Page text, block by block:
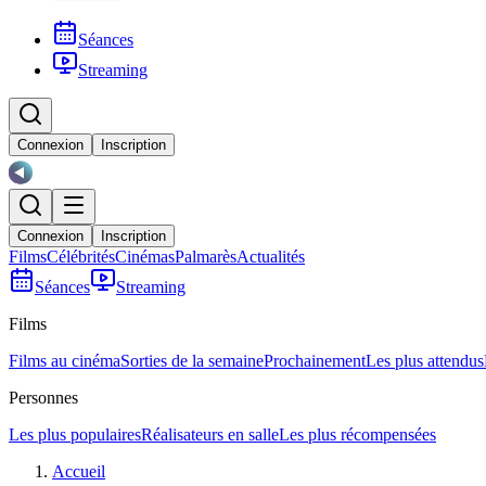
Séances
Streaming
Connexion Inscription
Connexion Inscription
FilmsCélébritésCinémasPalmarèsActualités
Séances
Streaming
Films
Films au cinémaSorties de la semaineProchainementLes plus attendus
Personnes
Les plus populairesRéalisateurs en salleLes plus récompensées
Accueil